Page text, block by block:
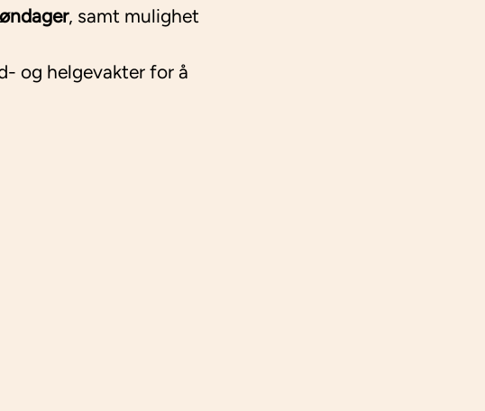
, samt mulighet
og helgevakter for å